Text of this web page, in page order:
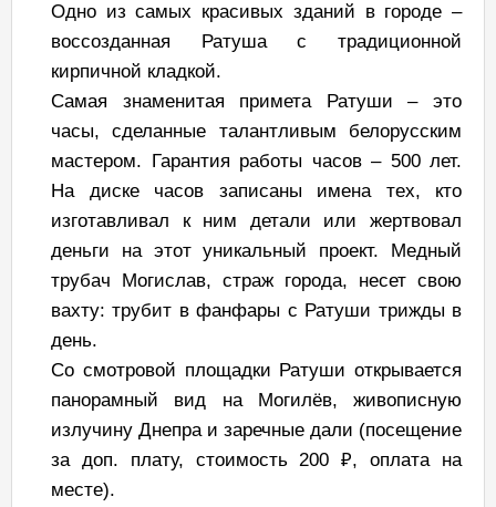
Одно из самых красивых зданий в городе –
воссозданная Ратуша с традиционной
кирпичной кладкой.
Самая знаменитая примета Ратуши – это
часы, сделанные талантливым белорусским
мастером. Гарантия работы часов – 500 лет.
На диске часов записаны имена тех, кто
изготавливал к ним детали или жертвовал
деньги на этот уникальный проект. Медный
трубач Могислав, страж города, несет свою
вахту: трубит в фанфары с Ратуши трижды в
день.
Со смотровой площадки Ратуши открывается
панорамный вид на Могилёв, живописную
излучину Днепра и заречные дали (посещение
за доп. плату, стоимость 200 ₽, оплата на
месте).